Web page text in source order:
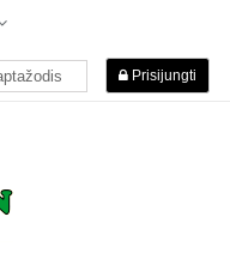
Prisijungti